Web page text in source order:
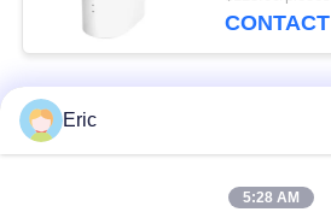
CONTACT
Eric
5:28 AM